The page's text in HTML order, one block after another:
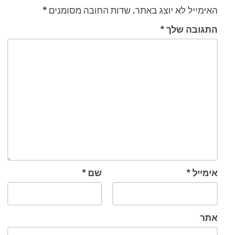
האימייל לא יוצג באתר. שדות החובה מסומנים *
התגובה שלך*
שם * אימייל*
אתר